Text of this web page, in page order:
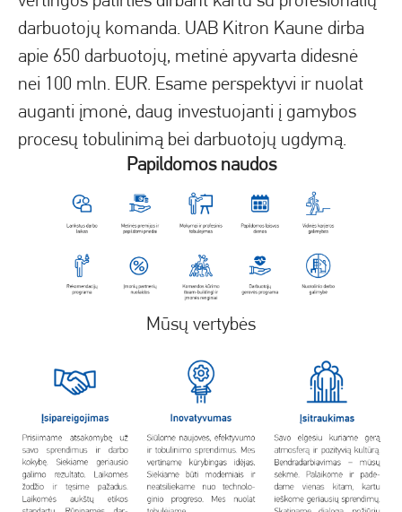
darbuotojų komanda. UAB Kitron Kaune dirba
apie 650 darbuotojų, metinė apyvarta didesnė
nei 100 mln. EUR. Esame perspektyvi ir nuolat
auganti įmonė, daug investuojanti į gamybos
procesų tobulinimą bei darbuotojų ugdymą.
Papildomos naudos
Mūsų vertybės